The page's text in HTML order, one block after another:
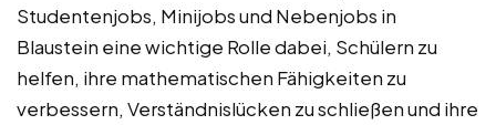
Studentenjobs, Minijobs und Nebenjobs in
Blaustein eine wichtige Rolle dabei, Schülern zu
helfen, ihre mathematischen Fähigkeiten zu
verbessern, Verständnislücken zu schließen und ihre